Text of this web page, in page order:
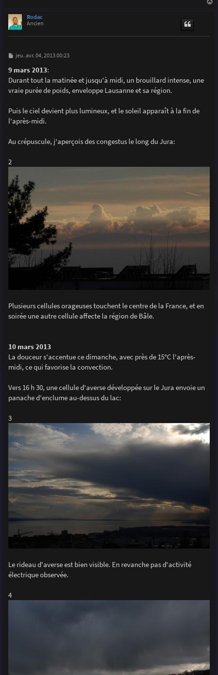
Rodac
Ancien
M
s
s
a
e
jeu. avr. 04, 2013 00:23
9 mars 2013:
Durant tout la matinée et jusqu'à midi, un brouillard intense, une
vraie purée de poids, enveloppe Lausanne et sa région.
Puis le ciel devient plus lumineux, et le soleil apparaît à la fin de
l'après-midi.
Au crépuscule, j'aperçois des congestus le long du Jura:
2
Plusieurs cellules orageuses touchent le centre de la France, et en
soirée une autre cellule affecte la région de Bâle.
10 mars 2013
La douceur s'accentue ce dimanche, avec près de 15°C l'après-
midi, ce qui favorise la convection.
Vers 16 h 30, une cellule d'averse développée sur le Jura envoie un
panache d'enclume au-dessus du lac:
3
Le rideau d'averse est bien visible. En revanche pas d'activité
électrique observée.
4